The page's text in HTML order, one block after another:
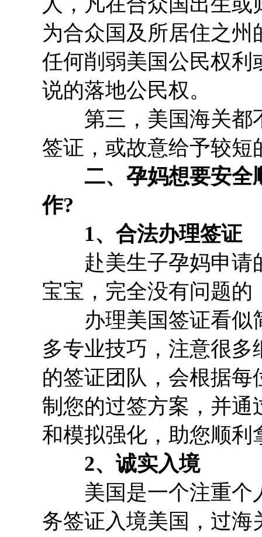
为合众国及所居住之
任何削弱美国公民权利
说的落地公民权。
第三，美国海关都
签证，或故意给予较短
二、孕妈想要安全
作?
1、合法办理签证
赴美生子孕妈申请
宝宝，完全没有问题
办理美国签证看似
多专业技巧，注意很
的签证团队，会根据
制您的过签方案，并通
和模拟强化，助您顺利
2、诚实入境
美国是一个注重个
务签证入境美国，过